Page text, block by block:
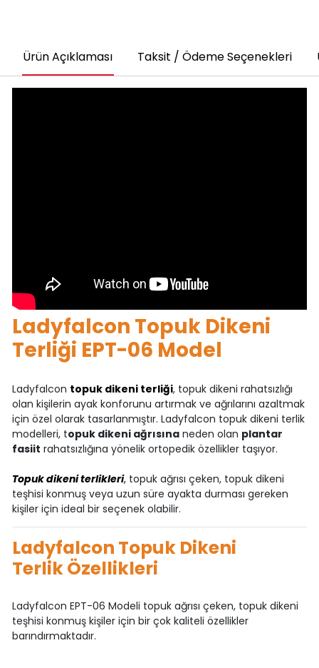
Ürün Açıklaması Taksit / Ödeme Seçenekleri
Ladyfalcon Topuk Dikeni
Terliği EPT-06 Model
Ladyfalcon topuk dikeni terliği, topuk dikeni rahatsızlığı
olan kişilerin ayak konforunu artırmak ve ağrılarını azaltmak
için özel olarak tasarlanmıştır. Ladyfalcon topuk dikeni terlik
modelleri, topuk dikeni ağrısınaneden olan plantar
fasiit rahatsızlığına yönelik ortopedik özellikler taşıyor.
Topuk dikeni terlikleri,topuk ağrısı çeken, topuk dikeni
teşhisi konmuş veya uzun süre ayakta durması gereken
kişiler için ideal bir seçenek olabilir.
Ladyfalcon Topuk Dikeni
Terlik Özellikleri
Ladyfalcon EPT-06 Modeli topuk ağrısı çeken, topuk dikeni
teşhisi konmuş kişiler için bir çok kaliteli özellikler
barındırmaktadır.